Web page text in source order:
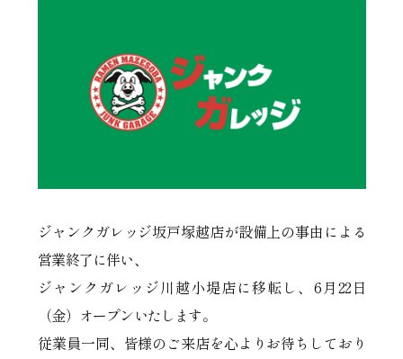
ジャンクガレッジ坂戸塚越店が設備上の事由による
営業終了に伴い、
ジャンクガレッジ川越小堤店に移転し、6月22日
（金）オープンいたします。
従業員一同、皆様のご来店を心よりお待ちしており